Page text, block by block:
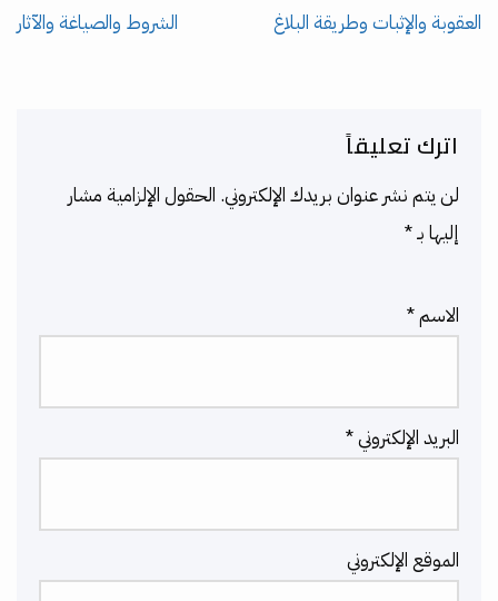
العقوبة والإثبات وطريقة البلاغ
الشروط والصياغة والآثار
اترك تعليقاً
لن يتم نشر عنوان بريدك الإلكتروني. الحقول الإلزامية مشار
إليها بـ*
الاسم*
البريد الإلكتروني*
الموقع الإلكتروني